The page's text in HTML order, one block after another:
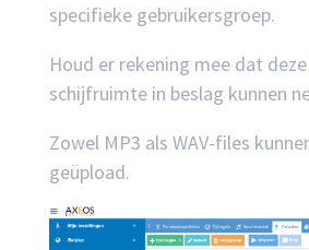
specifieke gebruikersgroep.
Houd er rekening mee dat
schijfruimte in beslag kunnen
Zowel MP3 als WAV-files
geüpload.